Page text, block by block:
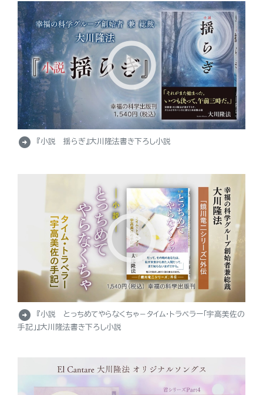
arrow_circle_right 『小説 揺らぎ』大川隆法書き下ろし小説
arrow_circle_right
『小説 とっちめてやらなくちゃ－タイム・トラベラー「宇高美佐の
手記」』大川隆法書き下ろし小説